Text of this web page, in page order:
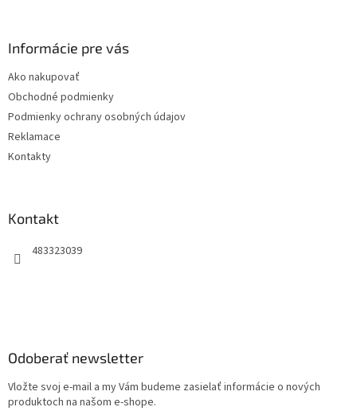
Informácie pre vás
Ako nakupovať
Obchodné podmienky
Podmienky ochrany osobných údajov
Reklamace
Kontakty
Kontakt
483323039
Odoberať newsletter
Vložte svoj e-mail a my Vám budeme zasielať informácie o nových
produktoch na našom e-shope.